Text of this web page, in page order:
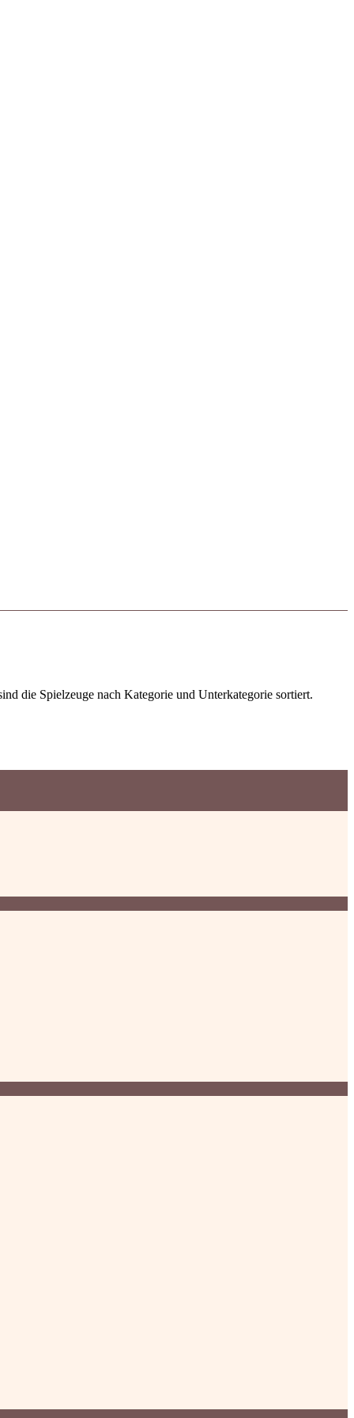
die Spielzeuge nach Kategorie und Unterkategorie sortiert.